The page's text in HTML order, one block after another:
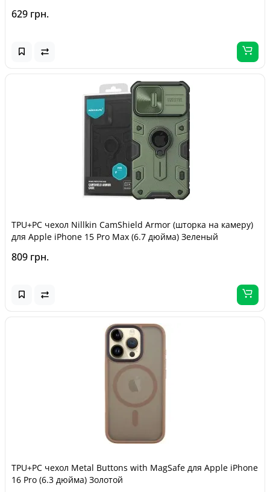
629 грн.
TPU+PC чехол Nillkin CamShield Armor (шторка на камеру)
для Apple iPhone 15 Pro Max (6.7 дюйма) Зеленый
809 грн.
TPU+PC чехол Metal Buttons with MagSafe для Apple iPhone
16 Pro (6.3 дюйма) Золотой